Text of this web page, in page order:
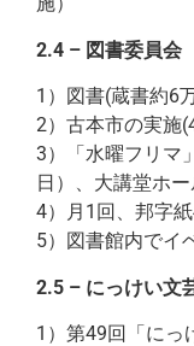
2.4 – 図書委員会
1）図書(蔵書約6
2）古本市の実施
3）「水曜フリマ
日）、大講堂ホ
4）月1回、邦字
5）図書館内でイ
2.5 – にっけい文
1）第49回「にっ